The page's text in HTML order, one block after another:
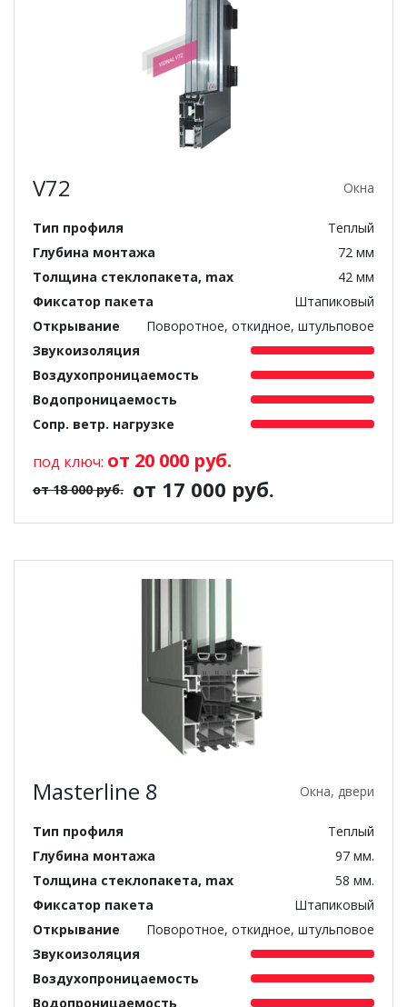
V72 Окна
Тип профиля
Теплый
Глубина монтажа
72 мм
Толщина стеклопакета, max
42 мм
Фиксатор пакета
Штапиковый
Открывание
Поворотное, откидное, штульповое
Звукоизоляция
Воздухопроницаемость
Водопроницаемость
Сопр. ветр. нагрузке
под ключ: от 20 000 руб.
от 18 000 руб. от 17 000 руб.
Masterline 8 Окна, двери
Тип профиля
Теплый
Глубина монтажа
97 мм.
Толщина стеклопакета, max
58 мм.
Фиксатор пакета
Штапиковый
Открывание
Поворотное, откидное, штульповое
Звукоизоляция
Воздухопроницаемость
Водопроницаемость